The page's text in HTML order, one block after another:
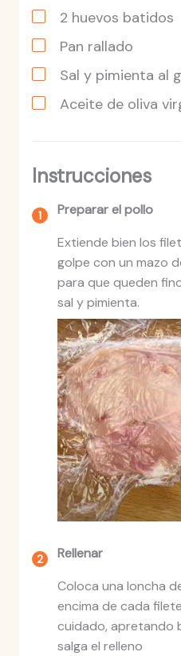
2 huevos batidos
Pan rallado
Sal y pimienta al
Aceite de oliva
Instrucciones
Preparar el pollo
Extiende bien los
golpe con un mazo
para que queden
sal y pimienta.
Rellenar
Coloca una loncha
encima de cada
cuidado, apretando
salga el relleno